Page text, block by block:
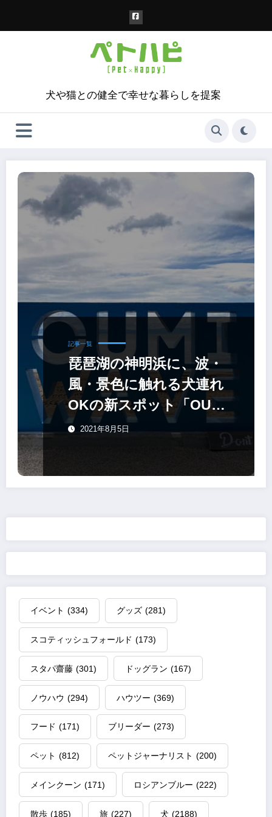
犬や猫との健全で幸せな暮らしを提案
記事一覧
琵琶湖の神明浜に、波・
風・景色に触れる犬連れ
OKの新スポット「OUMI
WAVE」
2021年8月5日
イベント (334) グッズ (281)
スコティッシュフォールド (173)
スタパ齋藤 (301) ドッグラン (167)
ノウハウ (294) ハウツー (369)
フード (171) ブリーダー (273)
ペット (812) ペットジャーナリスト (200)
メインクーン (171) ロシアンブルー (222)
散歩 (185) 旅 (227) 犬 (2188)